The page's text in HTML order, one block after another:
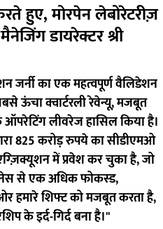
हुए, मोरपेन लेबोरेटरीज़
डायरेक्टर श्री
जर्नी का एक महत्वपूर्ण वैलिडेशन
ऊंचा क्वार्टरली रेवेन्यू, मजबूत
ऑपरेटिंग लीवरेज हासिल किया है।
825 करोड़ रुपये का सीडीएमओ
में प्रवेश कर चुका है, जो
से एक अधिक फोकस्ड,
हमारे शिफ्ट को मजबूत करता है,
के इर्द-गिर्द बना है।"